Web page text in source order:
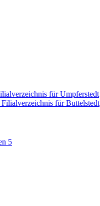
für Umpferstedt
Filialverzeichnis für Buttelstedt
5